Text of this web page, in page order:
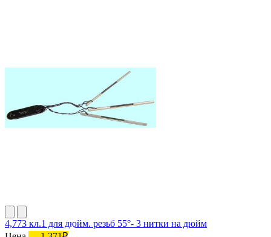
4,773 кл.1 для дюйм. резьб 55°- 3 нитки на дюйм